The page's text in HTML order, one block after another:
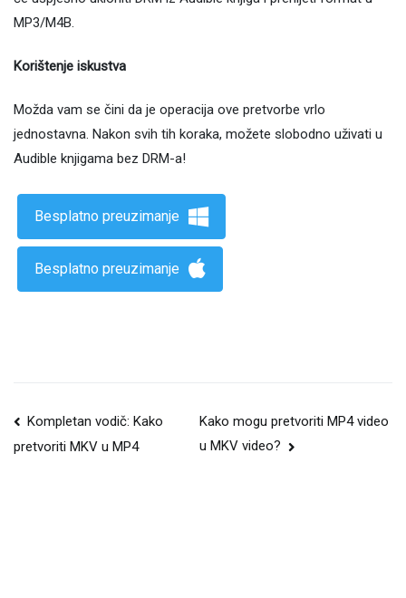
MP3/M4B.
Korištenje iskustva
Možda vam se čini da je operacija ove pretvorbe vrlo
jednostavna. Nakon svih tih koraka, možete slobodno uživati ​​u
Audible knjigama bez DRM-a!
Besplatno preuzimanje
Besplatno preuzimanje
Navigacija
postova
Kompletan vodič: Kako
pretvoriti MKV u MP4
Kako mogu pretvoriti MP4 video
u MKV video?